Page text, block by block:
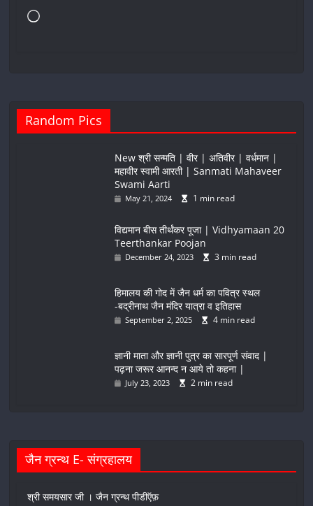
Loading…
Random Pics
New श्री सन्मति | वीर | अतिवीर | वर्धमान |
महावीर स्वामी आरती | Sanmati Mahaveer
Swami Aarti
May 21, 2024 1 min read
विद्यमान बीस तीर्थंकर पूजा | Vidhyamaan 20
Teerthankar Poojan
December 24, 2023 3 min read
हिमालय की गोद में जैन धर्म का पवित्र स्थल
-बद्रीनाथ जैन मंदिर यात्रा व इतिहास
September 2, 2025 4 min read
ज्ञानी माता और ज्ञानी पुत्र का सारपूर्ण संवाद |
पढ़ना जरूर आनन्द न आये तो कहना |
July 23, 2023 2 min read
जैन ग्रन्थ E- संग्रहालय
श्री समयसार जी । जैन ग्रन्थ पीडीऍफ़